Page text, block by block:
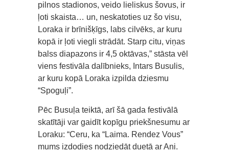
pilnos stadionos, veido lieliskus šovus, ir
ļoti skaista… un, neskatoties uz šo visu,
Loraka ir brīnišķīgs, labs cilvēks, ar kuru
kopā ir ļoti viegli strādāt. Starp citu, viņas
balss diapazons ir 4,5 oktāvas,” stāsta vēl
viens festivāla dalībnieks, Intars Busulis,
ar kuru kopā Loraka izpilda dziesmu
“Spoguļi”.
Pēc Busuļa teiktā, arī šā gada festivālā
skatītāji var gaidīt kopīgu priekšnesumu ar
Loraku: “Ceru, ka “Laima. Rendez Vous”
mums izdodies nodziedāt duetā ar Ani.